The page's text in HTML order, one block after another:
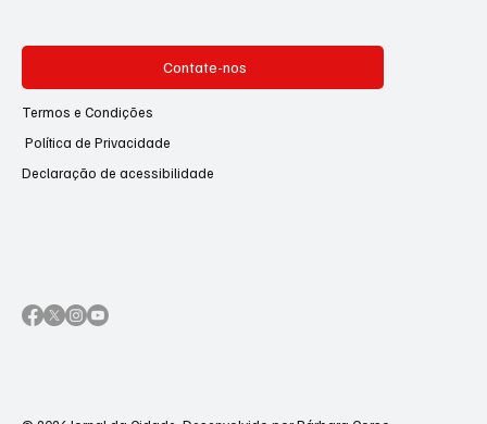
Contate-nos
Termos e Condições
Política de Privacidade
Declaração de acessibilidade